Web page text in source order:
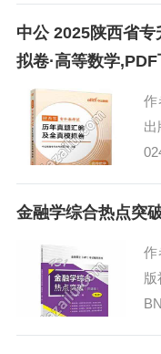
容
中公 2025陕西省专
拟卷·高等数学
作
出
F
金融学综合热点突
作
版